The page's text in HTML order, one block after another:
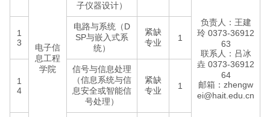
电子信
息工程
学院
子仪器设计）
负责人：王建
玲 0373-36912
63
联系人：吕冰
垚 0373-36912
64
邮箱：zhengw
ei@hait.edu.cn
1
3
电路与系统（D
SP与嵌入式系
统）
紧缺
专业
1
1
4
信号与信息处理
（信息系统与信
息安全或智能信
号处理）
紧缺
专业
1